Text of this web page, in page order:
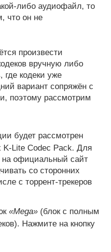
либо аудиофайл, то
что он не
произвести
вручную либо
где кодеки уже
вариант сопряжён с
поэтому рассмотрим
будет рассмотрен
K-Lite Codec Pack. Для
на официальный сайт
со сторонних
с торрент-трекеров
«Mega» (блок с полным
Нажмите на кнопку